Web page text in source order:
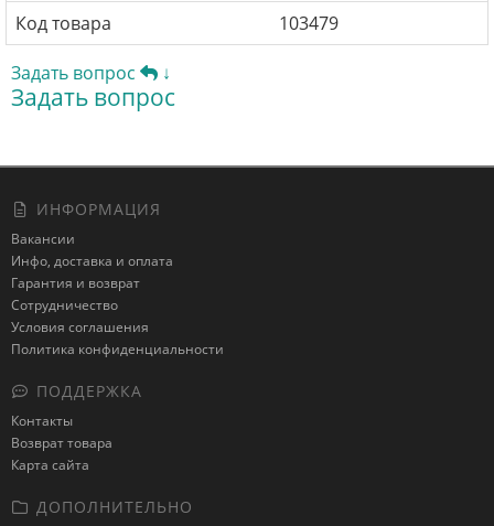
Код товара
103479
Задать вопрос ↓
Задать вопрос
ИНФОРМАЦИЯ
Вакансии
Инфо, доставка и оплата
Гарантия и возврат
Сотрудничество
Условия соглашения
Политика конфиденциальности
ПОДДЕРЖКА
Контакты
Возврат товара
Карта сайта
ДОПОЛНИТЕЛЬНО